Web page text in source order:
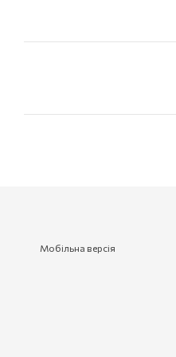
Мобільна версія